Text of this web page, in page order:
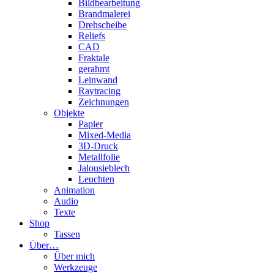
Bildbearbeitung
Brandmalerei
Drehscheibe
Reliefs
CAD
Fraktale
gerahmt
Leinwand
Raytracing
Zeichnungen
Objekte
Papier
Mixed-Media
3D-Druck
Metallfolie
Jalousieblech
Leuchten
Animation
Audio
Texte
Shop
Tassen
Über…
Über mich
Werkzeuge